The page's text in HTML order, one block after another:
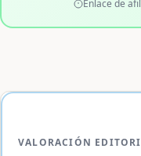
Enlace de
VALORACIÓN